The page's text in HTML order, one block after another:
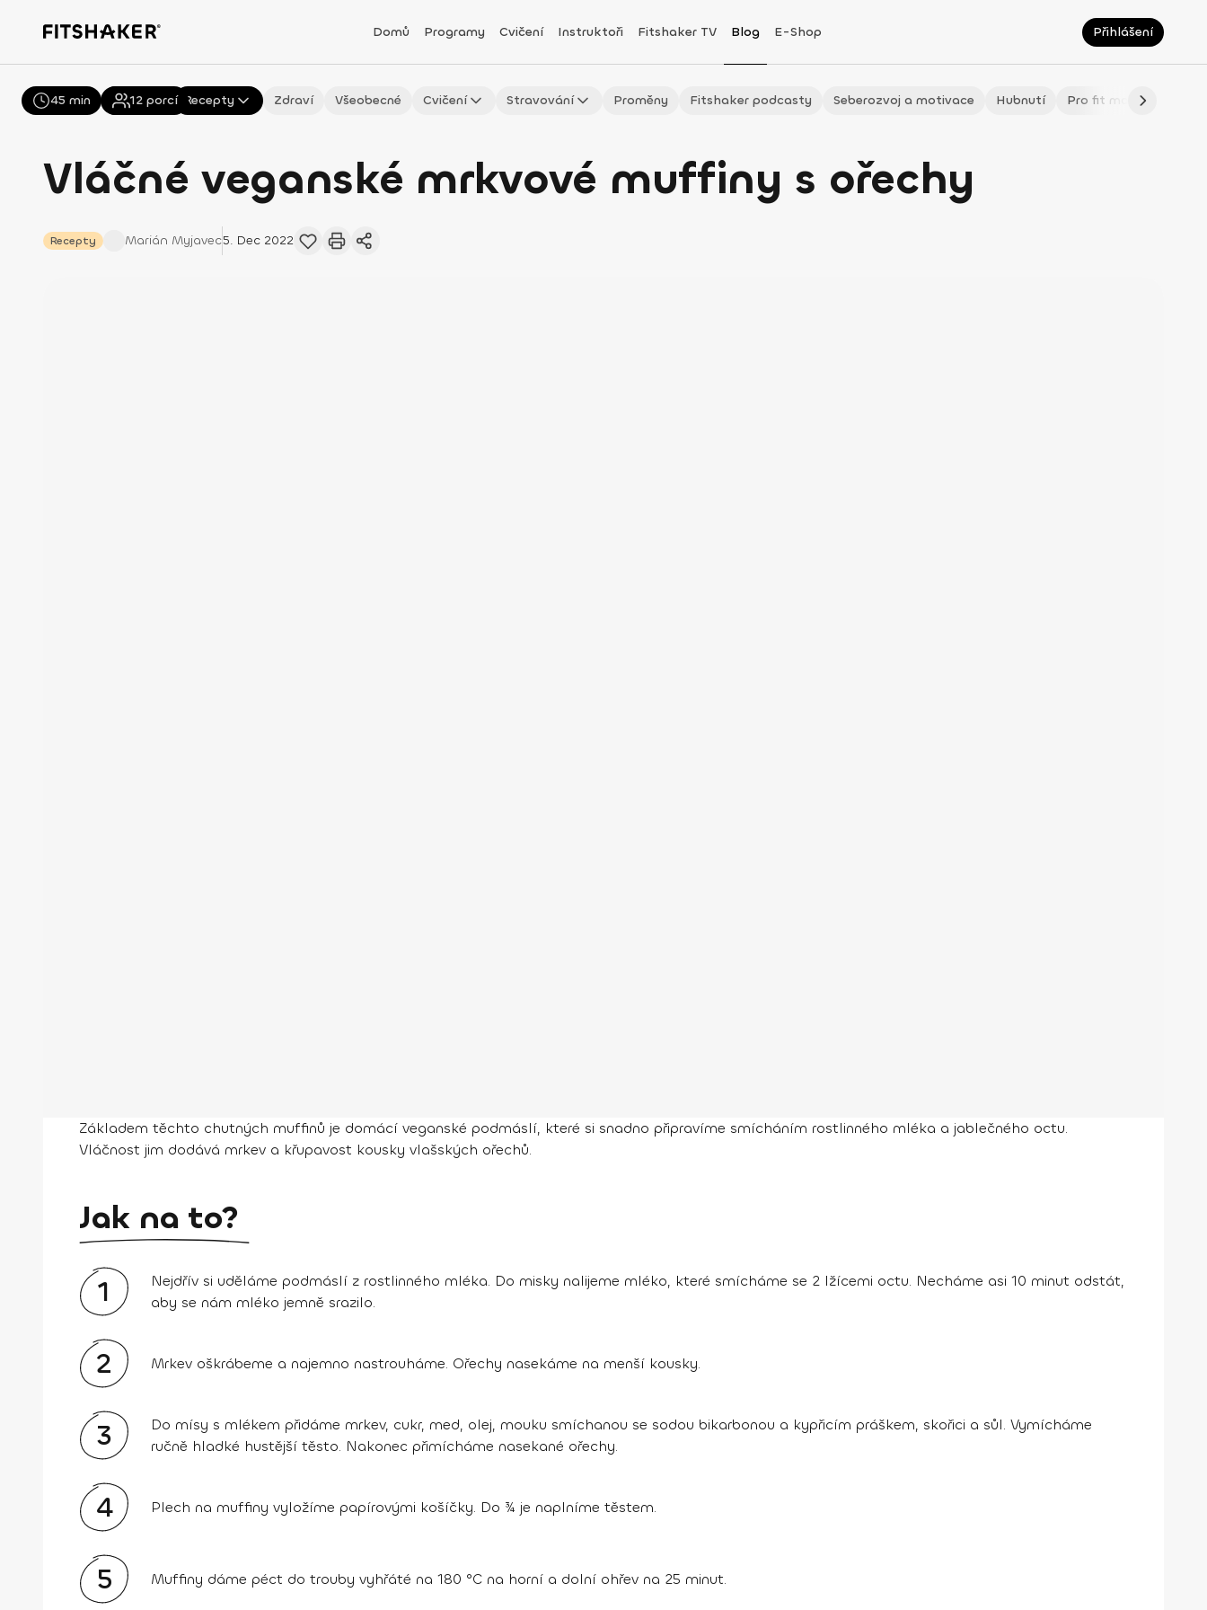
Domů Programy Cvičení Instruktoři Fitshaker TV Blog E-Shop Přihlášení
Všechny Recepty Zdraví Všeobecné Cvičení Stravování Proměny Fitshaker podcasty Seberozvoj a motivace Hubnutí Pro fit maminky
Vláčné veganské mrkvové muffiny s ořechy
Recepty Marián Myjavec5. Dec 2022
45 min 12 porcí
Základem těchto chutných muffinů je domácí veganské podmáslí, které si snadno připravíme smícháním rostlinného mléka a jablečného octu.
Vláčnost jim dodává mrkev a křupavost kousky vlašských ořechů.
Jak na to?
1
Nejdřív si uděláme podmáslí z rostlinného mléka. Do misky nalijeme mléko, které smícháme se 2 lžícemi octu. Necháme asi 10 minut odstát,
aby se nám mléko jemně srazilo.
2 Mrkev oškrábeme a najemno nastrouháme. Ořechy nasekáme na menší kousky.
3
Do mísy s mlékem přidáme mrkev, cukr, med, olej, mouku smíchanou se sodou bikarbonou a kypřicím práškem, skořici a sůl. Vymícháme
ručně hladké hustější těsto. Nakonec přimícháme nasekané ořechy.
4 Plech na muffiny vyložíme papírovými košíčky. Do ¾ je naplníme těstem.
5 Muffiny dáme péct do trouby vyhřáté na 180 °C na horní a dolní ohřev na 25 minut.